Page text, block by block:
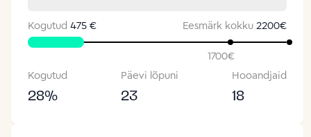
Kogutud 475 € Eesmärk kokku 2200€
1700€
Kogutud
28%
Päevi lõpuni
23
Hooandjaid
18